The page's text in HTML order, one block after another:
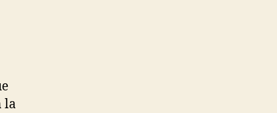
la